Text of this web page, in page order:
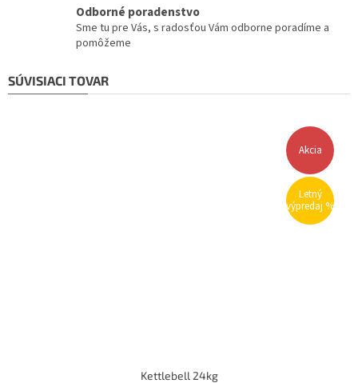
Odborné poradenstvo
Sme tu pre Vás, s radosťou Vám odborne poradíme a
pomôžeme
SÚVISIACI TOVAR
Akcia
Letný
výpredaj %
Kettlebell 24kg